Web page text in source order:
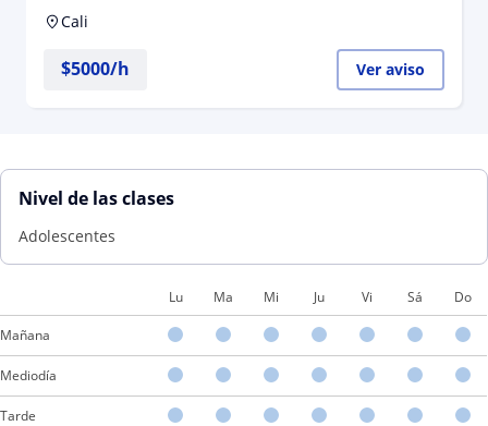
Cali
$5000/h Ver aviso
Nivel de las clases
Adolescentes
Lu Ma Mi Ju Vi Sá Do
Mañana
Mediodía
Tarde